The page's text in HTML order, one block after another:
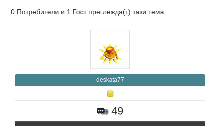
0 Потребители и 1 Гост преглежда(т) тази тема.
deskata77
49